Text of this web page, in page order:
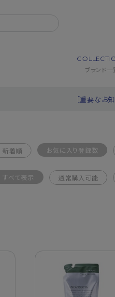
ブランド一
［重要なお
新着順 お気に入り登録数
すべて表示 通常購入可能